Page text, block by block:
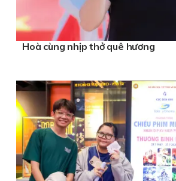
Hoà cùng nhịp thở quê hương